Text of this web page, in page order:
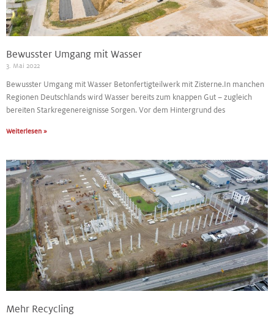
Bewusster Umgang mit Wasser
3. Mai 2022
Bewusster Umgang mit Wasser Betonfertigteilwerk mit Zisterne.In manchen
Regionen Deutschlands wird Wasser bereits zum knappen Gut – zugleich
bereiten Starkregenereignisse Sorgen. Vor dem Hintergrund des
Weiterlesen »
Mehr Recycling